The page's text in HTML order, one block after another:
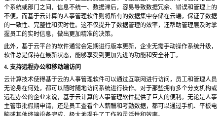
个系统或部门之间，信息不统一、数据滞后，容易导致数据冗余、错误和管理上的
不便。而基于云计算的人事管理软件则将所有的数据集中存储在云端，保证了数据
的一致性、完整性和实时性。这不仅提升了数据管理的效率，还帮助管理层及时掌
握员工的实时信息，做出更加精准的决策。
此外，基于云平台的软件通常会定期进行版本更新，企业无需手动操作系统升级，
软件总是保持在最新状态，能够享受到更加先进的功能和安全补丁。
4. 支持远程办公和移动端访问
云计算技术使得基于云的人事管理软件可以通过互联网进行访问，员工和管理人员
无论身在何处，都可以随时随地访问系统进行操作。对于那些拥有多个分支机构或
远程办公的企业来说，基于云计算的人事管理软件提供了巨大的便利。无论是人事
主管审批假期申请，还是员工查看个人薪酬和考勤数据，都可以通过手机、平板电